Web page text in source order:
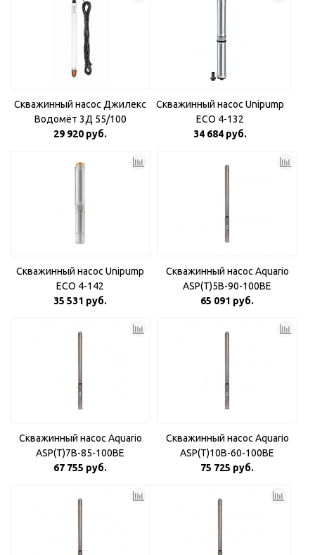
Скважинный насос Джилекс
Водомёт 3Д 55/100
29 920 руб.
Скважинный насос Unipump
ECO 4-132
34 684 руб.
Скважинный насос Unipump
ECO 4-142
35 531 руб.
Скважинный насос Aquario
ASP(T)5B-90-100BE
65 091 руб.
Скважинный насос Aquario
ASP(T)7B-85-100BE
67 755 руб.
Скважинный насос Aquario
ASP(T)10B-60-100BE
75 725 руб.